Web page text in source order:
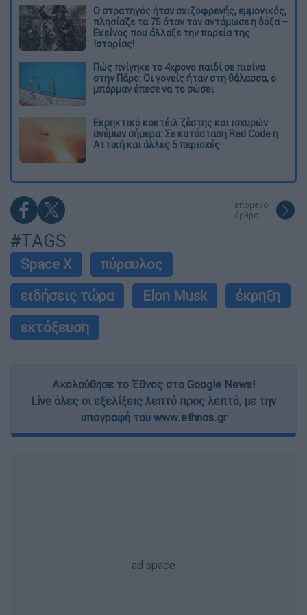
O στρατηγός ήταν σχιζοφρενής, εμμονικός,
πλησίαζε τα 75 όταν τον αντάμωσε η δόξα –
Εκείνος που άλλαξε την πορεία της
Ιστορίας!
Πώς πνίγηκε το 4χρονο παιδί σε πισίνα
στην Πάρο: Οι γονείς ήταν στη θάλασσα, ο
μπάρμαν έπεσε να το σώσει
Εκρηκτικό κοκτέιλ ζέστης και ισχυρών
ανέμων σήμερα: Σε κατάσταση Red Code η
Αττική και άλλες 5 περιοχές
επόμενο
άρθρο
#TAGS
Space X
πύραυλος
ειδήσεις τώρα
Elon Musk
έκρηξη
εκτόξευση
Ακολούθησε το Έθνος στο Google News!
Live όλες οι εξελίξεις λεπτό προς λεπτό, με την
υπογραφή του www.ethnos.gr